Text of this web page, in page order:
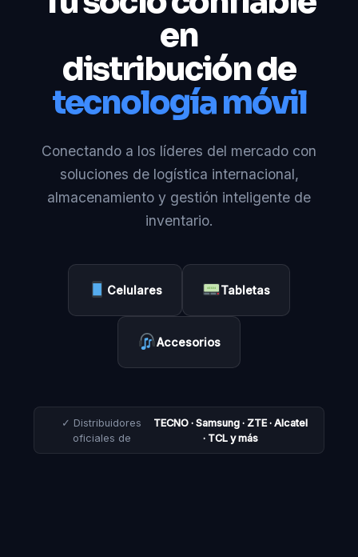
en
distribución de
tecnología móvil
Conectando a los líderes del mercado con
soluciones de logística internacional,
almacenamiento y gestión inteligente de
inventario.
Celulares Tabletas
Accesorios
✓ Distribuidores
oficiales de
TECNO · Samsung · ZTE · Alcatel
· TCL y más